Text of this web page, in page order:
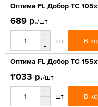
Оптима FL Добор ТС
689 р./шт
+
-
шт В
Оптима FL Добор ТС
1'033 р./шт
+
-
шт В